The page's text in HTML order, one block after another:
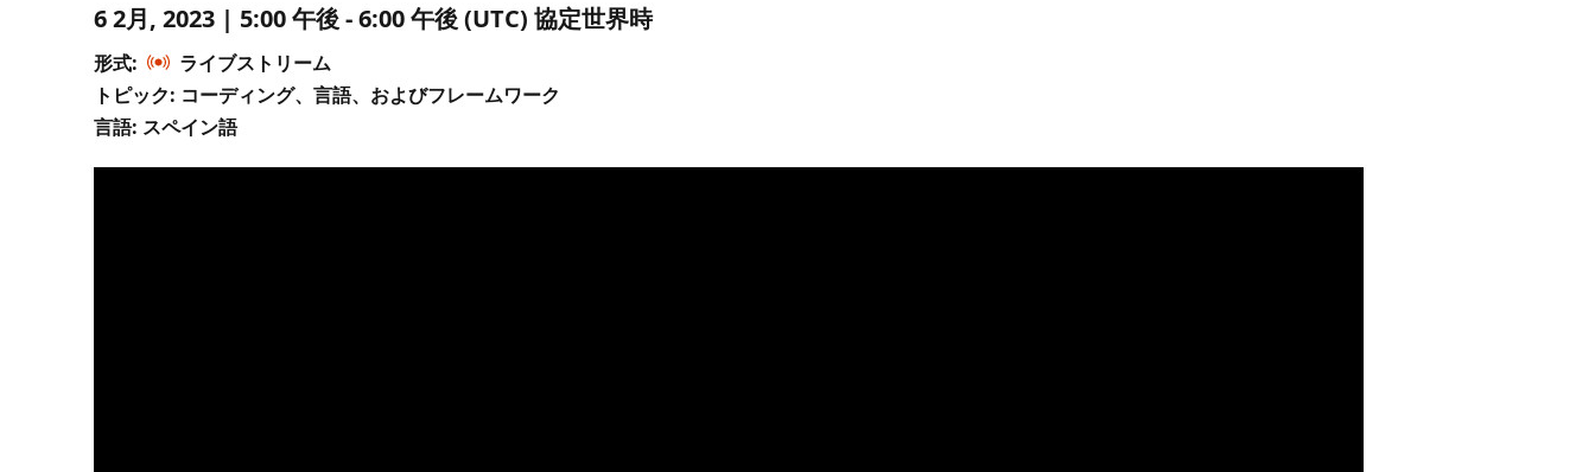
6 2月, 2023 | 5:00 午後 - 6:00 午後 (UTC) 協定世界時
形式:
ライブストリーム
トピック: コーディング、言語、およびフレームワーク
言語: スペイン語